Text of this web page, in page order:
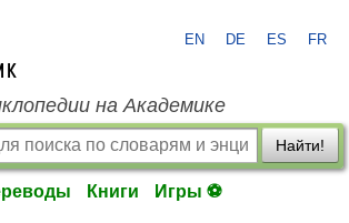
EN DE ES FR
на Академике
Найти!
Книги Игры ⚽